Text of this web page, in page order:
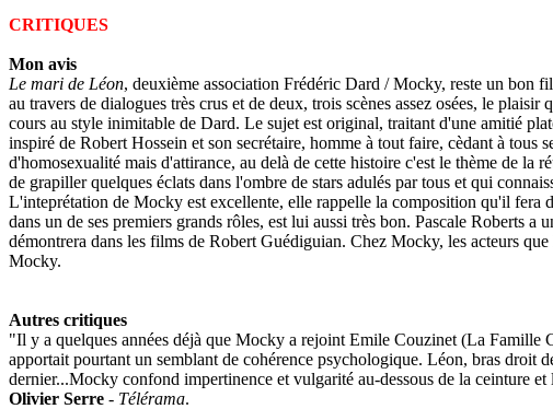
CRITIQUES
Mon avis
Le mari de Léon, deuxième association Frédéric Dard / Mocky, reste un bon
au travers de dialogues très crus et de deux, trois scènes assez osées, le
cours au style inimitable de Dard. Le sujet est original, traitant d'une amitié
inspiré de Robert Hossein et son secrétaire, homme à tout faire, cèdant à tous
d'homosexualité mais d'attirance, au delà de cette histoire c'est le thème de la
de grapiller quelques éclats dans l'ombre de stars adulés par tous et qui
L'inteprétation de Mocky est excellente, elle rappelle la composition qu'il fera
dans un de ses premiers grands rôles, est lui aussi très bon. Pascale Roberts
démontrera dans les films de Robert Guédiguian. Chez Mocky, les acteurs
Mocky.
Autres critiques
"Il y a quelques années déjà que Mocky a rejoint Emile Couzinet (La
apportait pourtant un semblant de cohérence psychologique. Léon, bras droit
dernier...Mocky confond impertinence et vulgarité au-dessous de la ceinture
Olivier Serre - Télérama.